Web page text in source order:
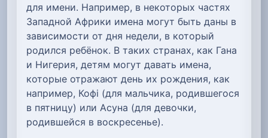
для имени. Например, в некоторых частях
Западной Африки имена могут быть даны в
зависимости от дня недели, в который
родился ребёнок. В таких странах, как Гана
и Нигерия, детям могут давать имена,
которые отражают день их рождения, как
например, Кофі (для мальчика, родившегося
в пятницу) или Асуна (для девочки,
родившейся в воскресенье).